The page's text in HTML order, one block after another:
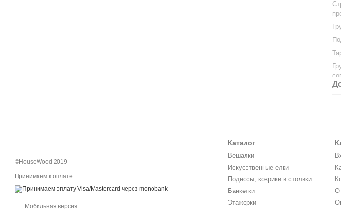
©HouseWood 2019
Принимаем к оплате
Мобильная версия
Каталог
Вешалки
Искусственные елки
Подносы, коврики и столики
Банкетки
Этажерки
О